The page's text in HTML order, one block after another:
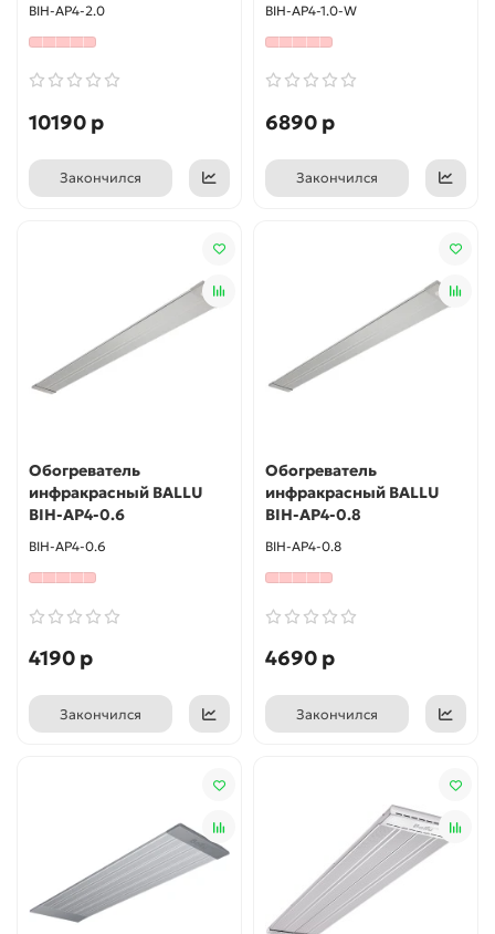
BIH-AP4-2.0
10190 р
Закончился
BIH-AP4-1.0-W
6890 р
Закончился
Обогреватель
инфракрасный BALLU
BIH-AP4-0.6
BIH-AP4-0.6
4190 р
Закончился
Обогреватель
инфракрасный BALLU
BIH-AP4-0.8
BIH-AP4-0.8
4690 р
Закончился